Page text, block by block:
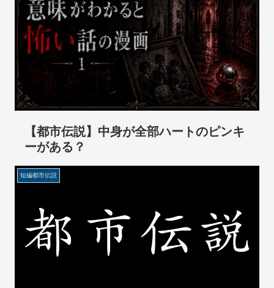
【都市伝説】中身が全部ハートのピンキ
ーがある？
短編都市伝説